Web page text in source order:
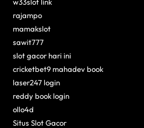
rajampo
mamakslot
sawit777
slot gacor hari ini
cricketbet9 mahadev book
laser247 login
reddy book login
ollo4d
Situs Slot Gacor